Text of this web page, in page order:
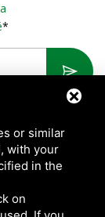
*
or similar
with your
in the
on